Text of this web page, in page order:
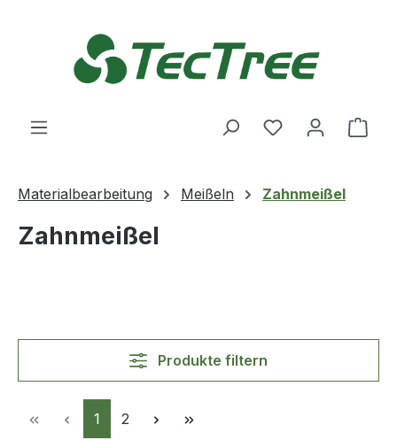
Du hast 0
Materialbearbeitung Meißeln Zahnmeißel
Zahnmeißel
Produkte filtern
Seite
1 Seite
2